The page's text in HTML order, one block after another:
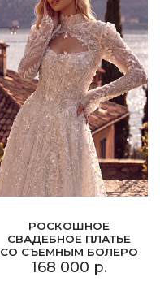
РОСКОШНОЕ
СВАДЕБНОЕ ПЛАТЬЕ
СО СЪЕМНЫМ БОЛЕРО
168 000 р.